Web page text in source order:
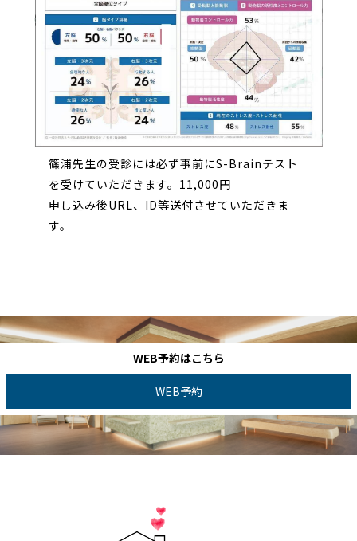
篠浦先生の受診には必ず事前にS-Brainテスト
を受けていただきます。11,000円
申し込み後URL、ID等送付させていただきま
す。
WEB予約はこちら
WEB予約